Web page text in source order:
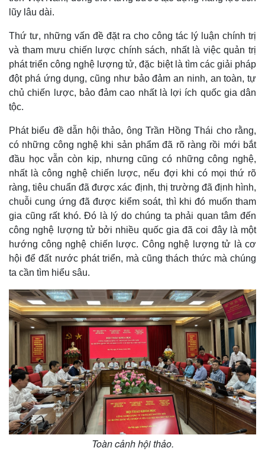
lũy lâu dài.
Thứ tư, những vấn đề đặt ra cho công tác lý luận chính trị
và tham mưu chiến lược chính sách, nhất là việc quản trị
phát triển công nghệ lượng tử, đặc biệt là tìm các giải pháp
đột phá ứng dụng, cũng như bảo đảm an ninh, an toàn, tự
chủ chiến lược, bảo đảm cao nhất là lợi ích quốc gia dân
tộc.
Phát biểu đề dẫn hội thảo, ông Trần Hồng Thái cho rằng,
có những công nghệ khi sản phẩm đã rõ ràng rồi mới bắt
đầu học vẫn còn kịp, nhưng cũng có những công nghệ,
nhất là công nghệ chiến lược, nếu đợi khi có mọi thứ rõ
ràng, tiêu chuẩn đã được xác định, thị trường đã định hình,
chuỗi cung ứng đã được kiểm soát, thì khi đó muốn tham
gia cũng rất khó. Đó là lý do chúng ta phải quan tâm đến
công nghệ lượng tử bởi nhiều quốc gia đã coi đây là một
hướng công nghệ chiến lược. Công nghệ lượng tử là cơ
hội để đất nước phát triển, mà cũng thách thức mà chúng
ta cần tìm hiểu sâu.
Toàn cảnh hội thảo.